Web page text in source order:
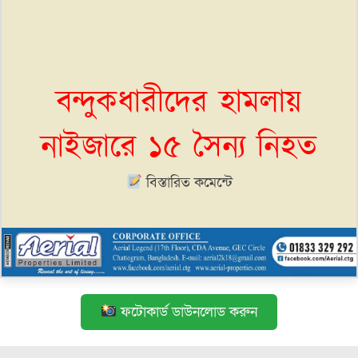
বন্দুকধারীদের হামলায়
নাইজারে ১৫ সৈন্য নিহত
বিস্তারিত কমেন্টে
ফটোকার্ড ডাউনলোড করুন